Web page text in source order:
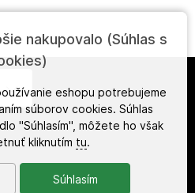
nakupovalo (Súhlas s
eshopu potrebujeme
súborov cookies. Súhlas
"Súhlasím", môžete ho však
kliknutím tu.
Súhlasím